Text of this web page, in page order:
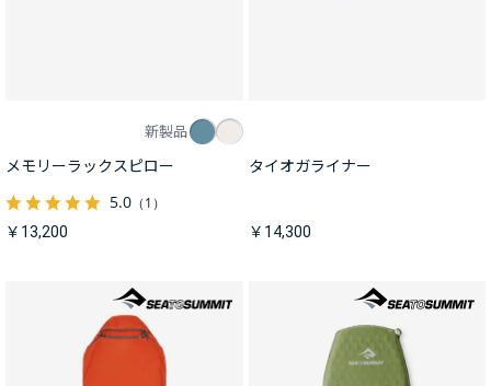
新製品
メモリーラックスピロー
5.0 （1）
￥13,200
タイオガライナー
￥14,300